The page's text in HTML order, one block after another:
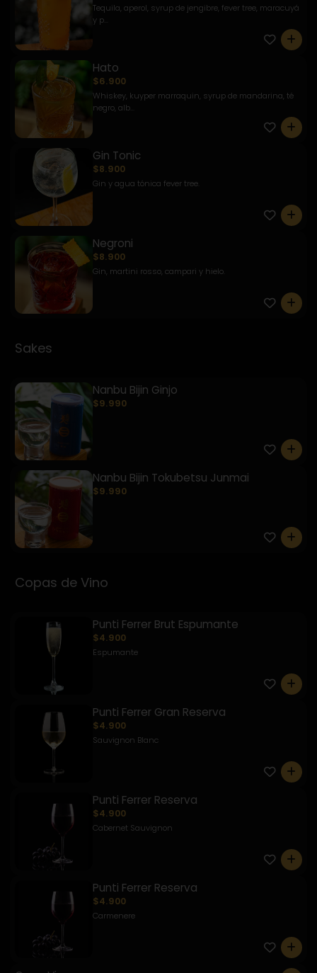
Tequila, aperol, syrup de jengibre, fever tree, maracuyá
y p...
0
Hato
$6.900
Whiskey, kuyper marraquin, syrup de mandarina, té
negro, alb...
0
Gin Tonic
$8.900
Gin y agua tónica fever tree.
0
Negroni
$8.900
Gin, martini rosso, campari y hielo.
0
Sakes
Nanbu Bijin Ginjo
$9.990
0
Nanbu Bijin Tokubetsu Junmai
$9.990
0
Copas de Vino
Punti Ferrer Brut Espumante
$4.900
Espumante
0
Punti Ferrer Gran Reserva
$4.900
Sauvignon Blanc
0
Punti Ferrer Reserva
$4.900
Cabernet Sauvignon
0
Punti Ferrer Reserva
$4.900
Carmenere
0